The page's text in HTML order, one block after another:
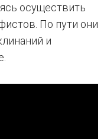
осуществить
По пути они
и